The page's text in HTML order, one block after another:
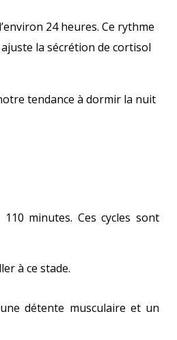
24 heures. Ce rythme
la sécrétion de cortisol
tendance à dormir la nuit
minutes. Ces cycles sont
à ce stade.
détente musculaire et un